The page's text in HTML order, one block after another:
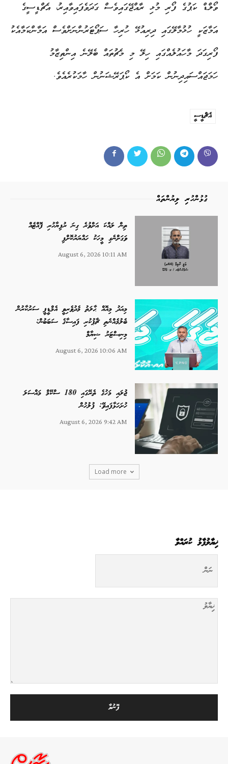
ވޯލްޑް ކަޕުގެ ފޯރި މުޅި ރާއްޖޭގައިވެސް ގަދަވެފައިވާއިރު، އެޗްޑީސީގެ
އަމާޒަކީ ހުޅުމާލޭގައި ދިރިއުޅޭ ހުރިހާ ސަޕޯޓަރުންނަށްވެސް އަމާންކަމާއެކު
ފޯރިގަދަ މާހައުލެއްގައި ހިލޭ މި މެޗުތައް ބެލޭނެ އިންތިޒާމު
ހަމަޖައްސައިދިނުން ކަމަށް އެ ކޯޕަރޭޝަނުން ހާމަކުރެއެވެ.
އެޗްޑީސީ
ގުޅުންހުރި ލިޔުންތައް
ތިން ލައްކަ އަށްވުރެ ގިނަ ރުފިޔާހުރި ފޮއްޓެއް
ވަގަށްނެގި މީހަކު ހައްޔަރުކޮށްފި
August 6, 2026 10:11 AM
މިއަދު މިއޮއް ޙާލަތު މެދުވެރިވީ އެމްޑީޕީ ސަރުކާރުން
ބެލުމެއްނެތި ޗާޕުކުރި ފައިސާގެ ސަބަބުން:
މިނިސްޓަރު ޝިޔާމް
August 6, 2026 10:06 AM
ޖުލައި މަހުގެ ތެރޭގައި 180 ސްކޭމް މައްސަލަ
ހުށަހަޅާފައިވޭ: ފުލުހުން
August 6, 2026 9:42 AM
Load more
ޚިޔާލުފާޅު ކުރައްވާ